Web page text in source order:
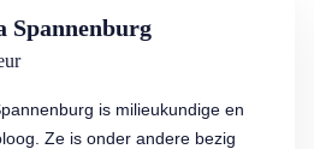
Spannenburg
is milieukundige en
Ze is onder andere bezig